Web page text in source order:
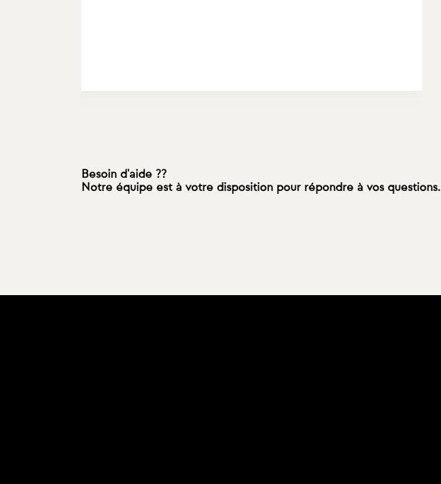
Besoin d'aide ??
Notre équipe est à votre disposition pour répondre à vos questions.